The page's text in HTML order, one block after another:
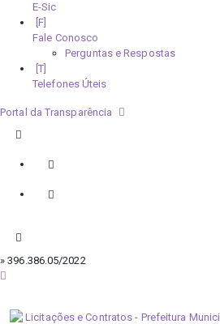
E-Sic
Fale Conosco
Perguntas e Respostas
Telefones Úteis
Portal da Transparência
» 396.386.05/2022